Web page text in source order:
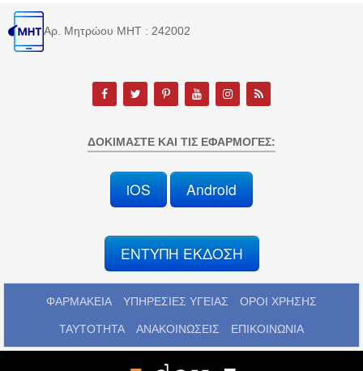
Αρ. Μητρώου MHT : 242002
ΔΟΚΙΜΆΣΤΕ ΚΑΙ ΤΙΣ ΕΦΑΡΜΟΓΈΣ:
iOS Android
ΕΝΤΥΠΗ ΕΚΔΟΣΗ
ΦΑΡΜΑΚΕΙΑ ΥΠΗΡΕΣΙΕΣ ΥΓΕΙΑΣ ΟΡΟΙ ΧΡΗΣΗΣ
ΤΑΥΤΟΤΗΤΑ ΑΝΑΚΟΙΝΩΣΕΙΣ ΕΠΙΚΟΙΝΩΝΙΑ